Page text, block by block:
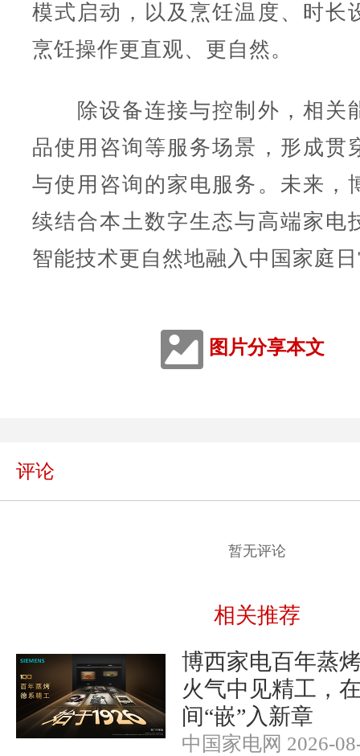
模式启动，以及烹饪温度、时长
烹饪操作更直观、更自然。
除设备连接与控制外，相关
品使用咨询等服务场景，形成贯
与使用咨询的家电服务。未来，
续结合本土数字生态与高端家电
智能技术更自然地融入中国家庭
图片分享本文
评论
暂无评论
相关推荐
博西家电百年蒸
火气中见精工，
间“嵌”入新章
中国家电网 2026-